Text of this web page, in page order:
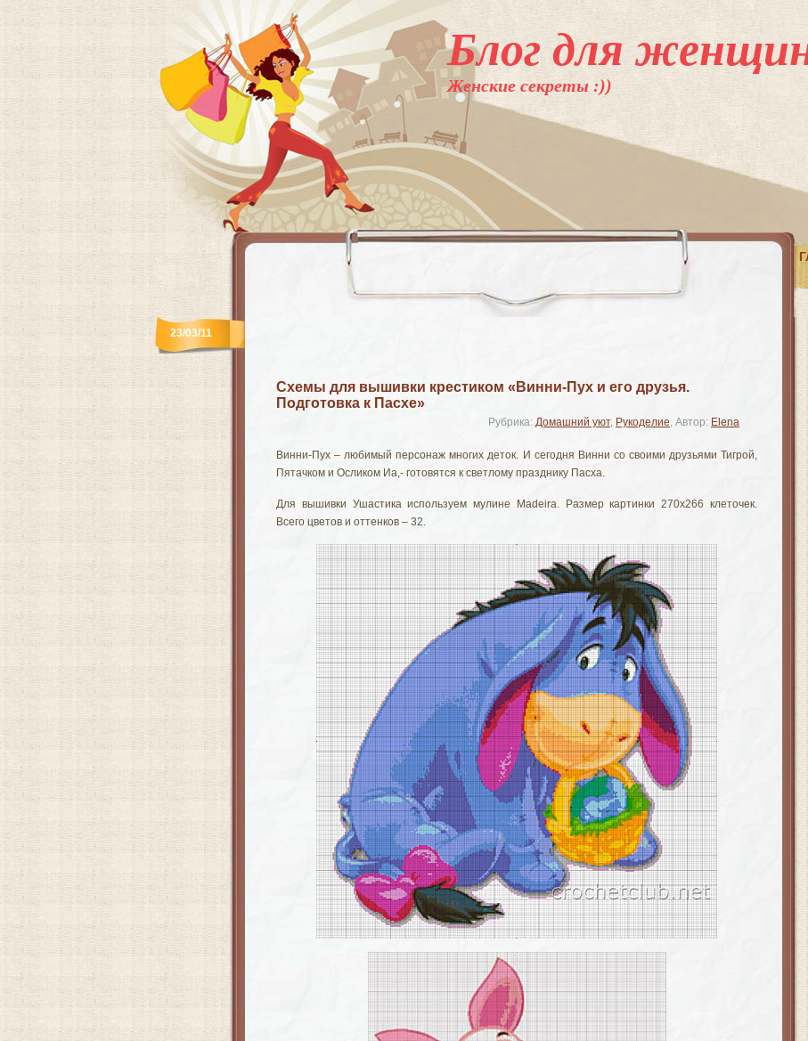
Блог для
Женские секреты :))
Схемы для вышивки крестиком «Винни-Пух и его друзья.
Подготовка к Пасхе»
Рубрика: Домашний уют, Рукоделие, Автор: Elena
23/03/11
Винни-Пух – любимый персонаж многих деток. И сегодня Винни со своими друзьями Тигрой,
Пятачком и Осликом Иа,- готовятся к светлому празднику Пасха.
Для вышивки Ушастика используем мулине Madeira. Размер картинки 270х266 клеточек.
Всего цветов и оттенков – 32.